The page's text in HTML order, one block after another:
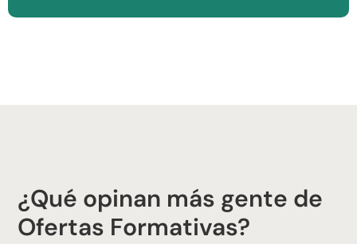
¿Qué opinan más gente de
Ofertas Formativas?